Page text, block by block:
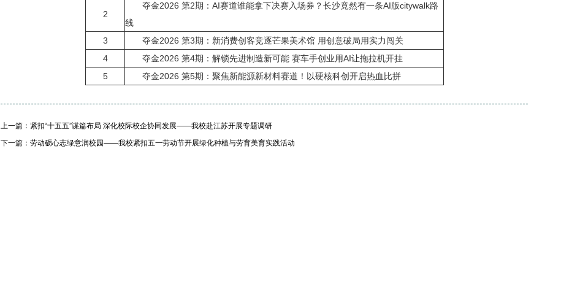
2
夺金2026 第2期：AI赛道谁能拿下决赛入场券？长沙竟然有一条AI版citywalk路
线
3
夺金2026 第3期：新消费创客竞逐芒果美术馆 用创意破局用实力闯关
4
夺金2026 第4期：解锁先进制造新可能 赛车手创业用AI让拖拉机开挂
5
夺金2026 第5期：聚焦新能源新材料赛道！以硬核科创开启热血比拼
上一篇：紧扣“十五五”谋篇布局 深化校际校企协同发展——我校赴江苏开展专题调研
下一篇：劳动砺心志绿意润校园——我校紧扣五一劳动节开展绿化种植与劳育美育实践活动